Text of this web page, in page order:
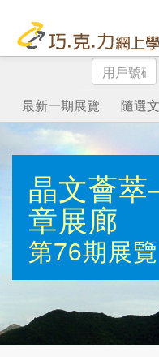
用
戶
號
碼
最新一期展覽
隨選
晶文薈
章展廊
第76期展覽